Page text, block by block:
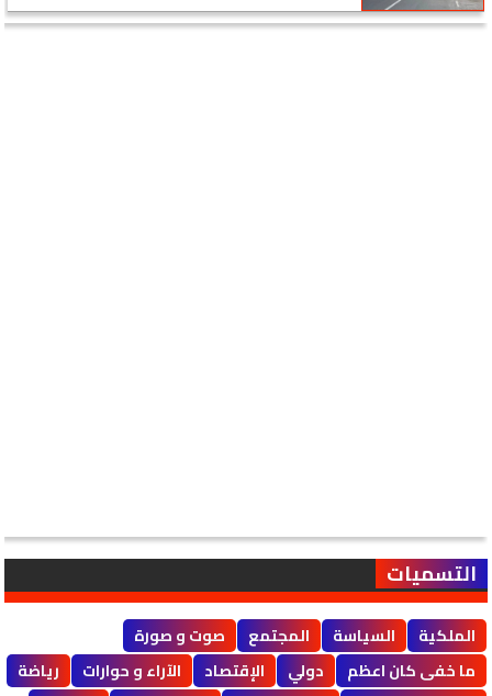
التسميات
الملكية السياسة المجتمع
صوت و صورة
ما خفى كان اعظم
دولي الإقتصاد الآراء و حوارات
رياضة